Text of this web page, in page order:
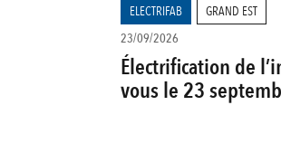
ELECTRIFAB
GRAND EST
23/09/2026
Électrification de
vous le 23